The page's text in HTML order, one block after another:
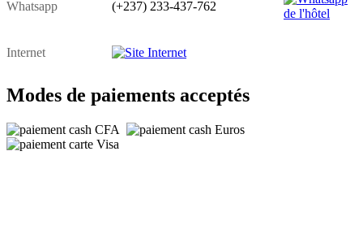
Whatsapp (+237) 233-437-762
Internet
Modes de paiements acceptés